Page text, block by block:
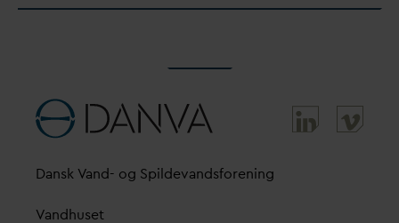
Dansk Vand- og Spildevandsforening
Vandhuset